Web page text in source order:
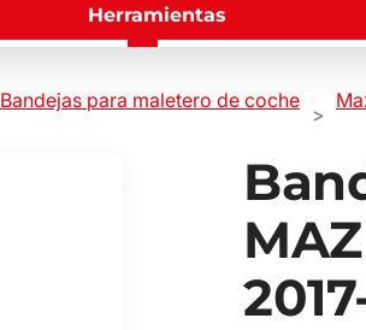
Herramientas
Bandejas para maletero de coche